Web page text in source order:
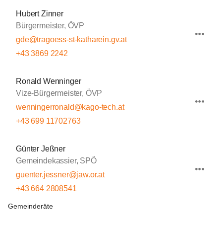
Hubert Zinner
Bürgermeister, ÖVP
gde@tragoess-st-katharein.gv.at
+43 3869 2242
Ronald Wenninger
Vize-Bürgermeister, ÖVP
wenningerronald@kago-tech.at
+43 699 11702763
Günter Jeßner
Gemeindekassier, SPÖ
guenter.jessner@jaw.or.at
+43 664 2808541
Gemeinderäte